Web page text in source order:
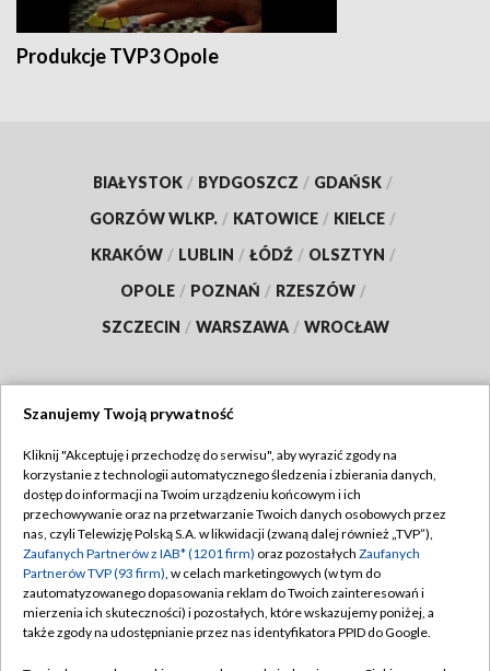
Produkcje TVP3 Opole
BIAŁYSTOK / BYDGOSZCZ / GDAŃSK /
GORZÓW WLKP. / KATOWICE / KIELCE /
KRAKÓW / LUBLIN / ŁÓDŹ / OLSZTYN /
OPOLE / POZNAŃ / RZESZÓW /
SZCZECIN / WARSZAWA / WROCŁAW
TVP
Abonament TVP
Emisja w TVP
Centrum informacji TVP
Naziemna Telewizja Cyfrowa
Regulamin TVP
Polityka prywatności
Moje zgody
Pomoc
Szanujemy Twoją prywatność
Kliknij "Akceptuję i przechodzę do serwisu", aby wyrazić zgody na
korzystanie z technologii automatycznego śledzenia i zbierania danych,
dostęp do informacji na Twoim urządzeniu końcowym i ich
przechowywanie oraz na przetwarzanie Twoich danych osobowych przez
nas, czyli Telewizję Polską S.A. w likwidacji (zwaną dalej również „TVP”),
Zaufanych Partnerów z IAB* (1201 firm) oraz pozostałych Zaufanych
Partnerów TVP (93 firm), w celach marketingowych (w tym do
zautomatyzowanego dopasowania reklam do Twoich zainteresowań i
mierzenia ich skuteczności) i pozostałych, które wskazujemy poniżej, a
także zgody na udostępnianie przez nas identyfikatora PPID do Google.